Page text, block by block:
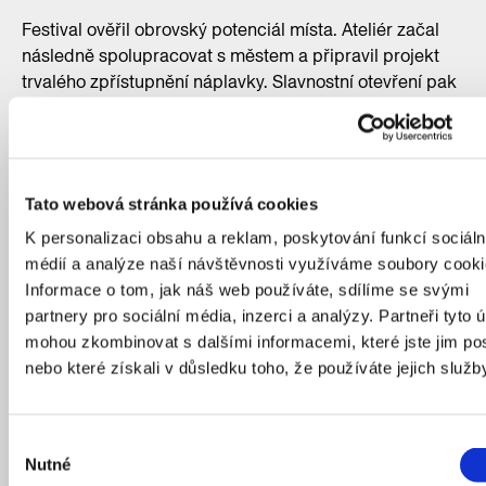
Tato webová stránka používá cookies
K personalizaci obsahu a reklam, poskytování funkcí
médií a analýze naší návštěvnosti využíváme soubory
Informace o tom, jak náš web používáte, sdílíme se svými
partnery pro sociální média, inzerci a analýzy. Partneři tyto
mohou zkombinovat s dalšími informacemi, které jste jim
nebo které získali v důsledku toho, že používáte jejich
souhlasu
Nutné
Festival ověřil obrovský potenciál místa. Ateliér začal
následně spolupracovat s městem a připravil projekt
trvalého zpřístupnění náplavky. Slavnostní otevření pak
proběhlo v červenci 2019. Dnes tu najdete promenádu,
posezení, kavárnu i pobytové schody. Na někoho je tu